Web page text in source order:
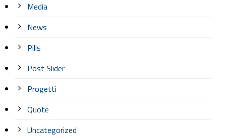
Media
News
Pills
Post Slider
Progetti
Quote
Uncategorized